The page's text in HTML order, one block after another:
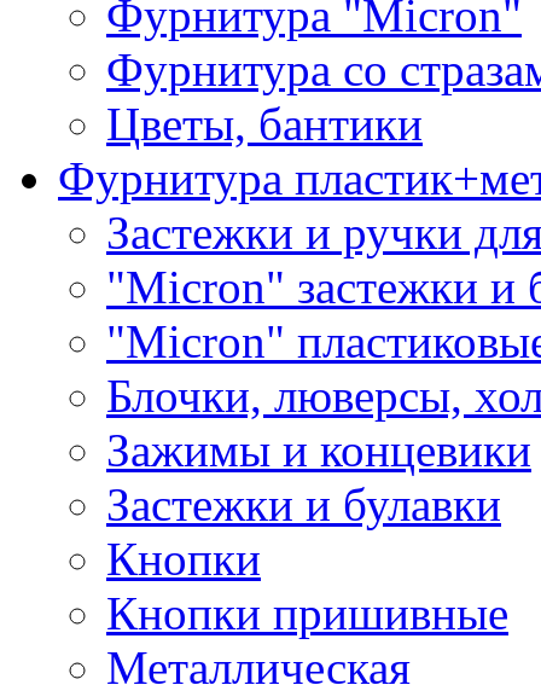
Фурнитура "Micron"
Фурнитура со
Цветы, бантики
Фурнитура
Застежки и ручки
"Micron" застежки и
"Micron"
Блочки, люверсы,
Зажимы и концевики
Застежки и булавки
Кнопки
Кнопки пришивные
Металлическая